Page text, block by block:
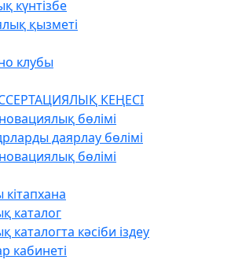
күнтізбе
қызметі
клубы
КЕҢЕСІ
бөлімі
даярлау бөлімі
бөлімі
каталог
каталогта кәсіби іздеу
кабинеті